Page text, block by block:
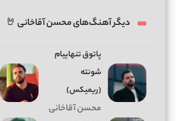
دیگر آهنگ‌های محسن آقاخانی 🤘
پاتوق تنهاییام
شونته
(ریمیکس)
محسن آقاخانی